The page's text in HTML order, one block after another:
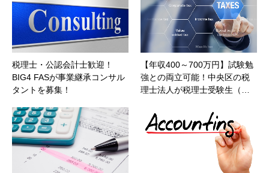
税理士・公認会計士歓迎！
BIG4 FASが事業継承コンサル
タントを募集！
【年収400～700万円】試験勉
強との両立可能！中央区の税
理士法人が税理士受験生（…